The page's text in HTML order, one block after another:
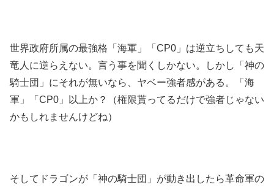
世界政府所属の最強格「海軍」「CP0」は逆立ちしても天
竜人に逆らえない。言う事を聞くしかない。しかし「神の
騎士団」にそれが無いなら、ヤベー強者感がある。「海
軍」「CP0」以上か？（権限貰ってるだけで強者じゃない
かもしれませんけどね）
そしてドラゴンが「神の騎士団」が動き出したら革命軍の